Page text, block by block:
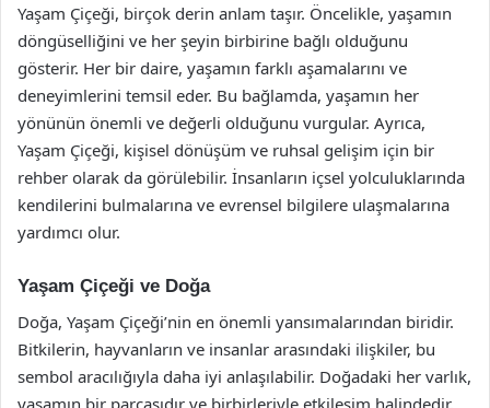
Yaşam Çiçeği, birçok derin anlam taşır. Öncelikle, yaşamın
döngüselliğini ve her şeyin birbirine bağlı olduğunu
gösterir. Her bir daire, yaşamın farklı aşamalarını ve
deneyimlerini temsil eder. Bu bağlamda, yaşamın her
yönünün önemli ve değerli olduğunu vurgular. Ayrıca,
Yaşam Çiçeği, kişisel dönüşüm ve ruhsal gelişim için bir
rehber olarak da görülebilir. İnsanların içsel yolculuklarında
kendilerini bulmalarına ve evrensel bilgilere ulaşmalarına
yardımcı olur.
Yaşam Çiçeği ve Doğa
Doğa, Yaşam Çiçeği’nin en önemli yansımalarından biridir.
Bitkilerin, hayvanların ve insanlar arasındaki ilişkiler, bu
sembol aracılığıyla daha iyi anlaşılabilir. Doğadaki her varlık,
yaşamın bir parçasıdır ve birbirleriyle etkileşim halindedir.